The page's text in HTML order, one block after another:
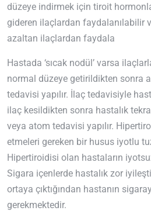
düzeye indirmek için tiroit
gideren ilaçlardan faydalanılabilir
azaltan ilaçlardan faydala
Hastada ‘sıcak nodül’ varsa
normal düzeye getirildikten sonra
tedavisi yapılır. İlaç tedavisiyle
ilaç kesildikten sonra hastalık
veya atom tedavisi yapılır.
etmeleri gereken bir husus iyotlu
Hipertiroidisi olan hastaların
Sigara içenlerde hastalık zor
ortaya çıktığından hastanın
gerekmektedir.